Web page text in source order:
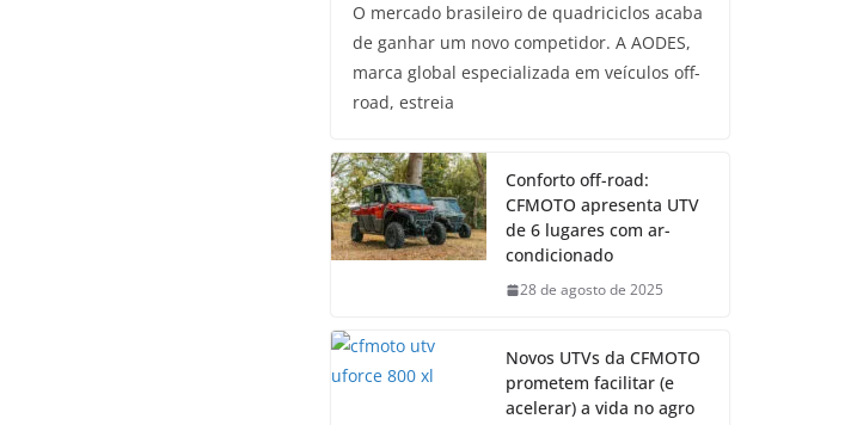
O mercado brasileiro de quadriciclos acaba
de ganhar um novo competidor. A AODES,
marca global especializada em veículos off-
road, estreia
Conforto off-road:
CFMOTO apresenta UTV
de 6 lugares com ar-
condicionado
28 de agosto de 2025
Novos UTVs da CFMOTO
prometem facilitar (e
acelerar) a vida no agro